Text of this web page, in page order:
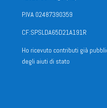
P.IVA 02487390359
CF:SPSLDA65D21A191R
Ho ricevuto contributi già
degli aiuti di stato